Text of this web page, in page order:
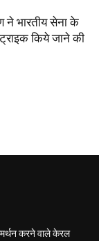
भारतीय सेना के
किये जाने की
करने वाले केरल